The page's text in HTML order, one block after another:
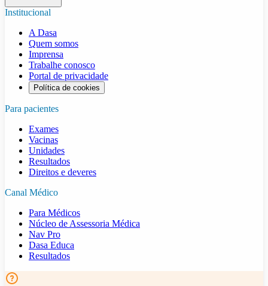
Institucional
A Dasa
Quem somos
Imprensa
Trabalhe conosco
Portal de privacidade
Política de cookies
Para pacientes
Exames
Vacinas
Unidades
Resultados
Direitos e deveres
Canal Médico
Para Médicos
Núcleo de Assessoria Médica
Nav Pro
Dasa Educa
Resultados